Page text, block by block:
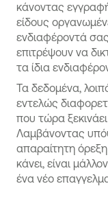
κάνοντας
είδους
ενδιαφέροντά
επιτρέψουν να
τα ίδια
Τα δεδομένα,
εντελώς
που τώρα
Λαμβάνοντας
απαραίτητη
κάνει, είναι
ένα νέο